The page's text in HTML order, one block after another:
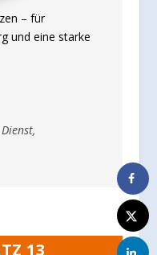
– für
und eine starke
,
13